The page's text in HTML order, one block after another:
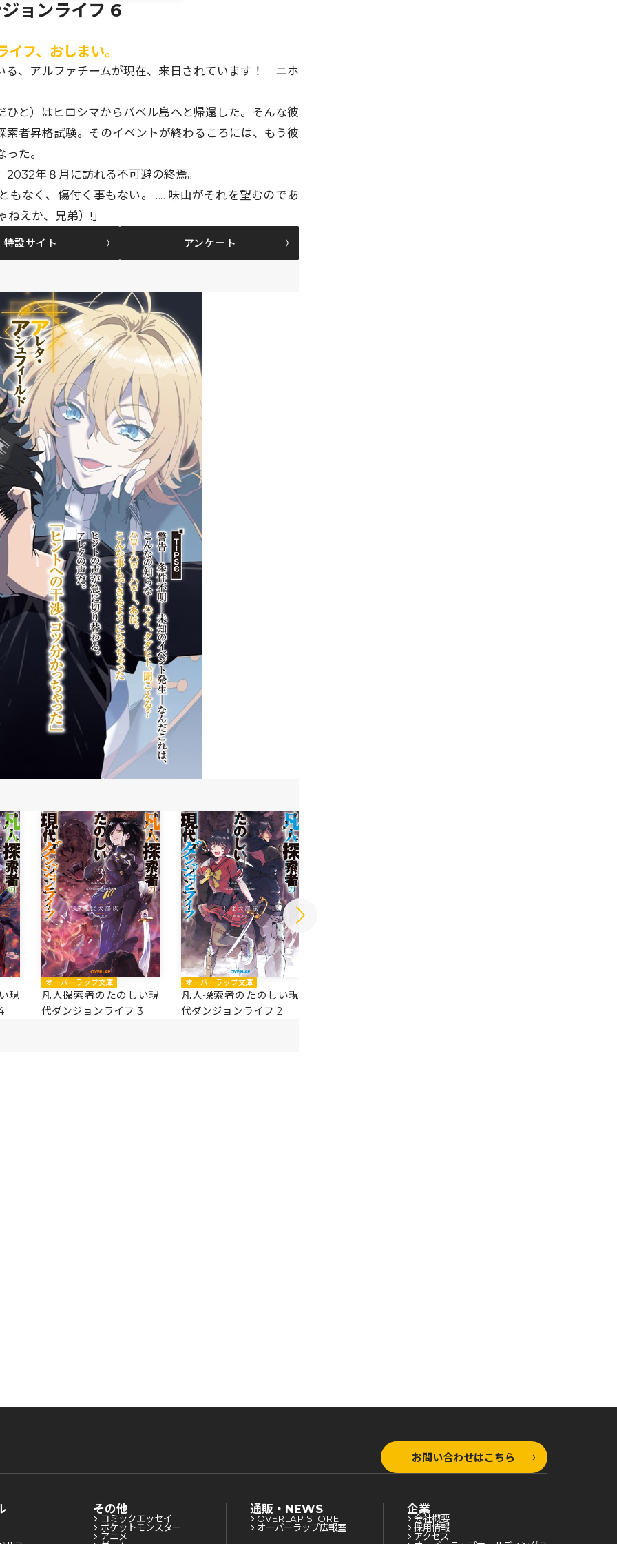
ョンライフ 6
フ、おしまい。
る、アルファチームが現在、来日されています！ ニホ
と）はヒロシマからバベル島へと帰還した。そんな彼
者昇格試験。そのイベントが終わるころには、もう彼
た。
年８月に訪れる不可避の終焉。
もなく、傷付く事もない。……味山がそれを望むのであ
えか、兄弟）!」
特設サイト アンケート
現
オーバーラップ文庫
凡人探索者のたのしい現
代ダンジョンライフ 3
オーバーラップ文庫
凡人探索者のたのしい現
代ダンジョンライフ 2
お問い合わせはこちら
その他
コミックエッセイ
ポケットモンスター
アニメ
通販・NEWS
OVERLAP STORE
オーバーラップ広報室
企業
会社概要
採用情報
アクセス